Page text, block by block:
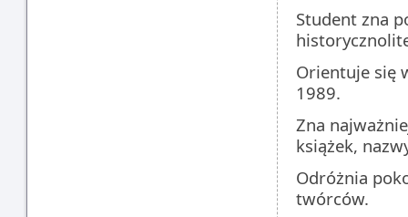
Student zna
Orientuje się
1989.
Zna
książek,
Odróżnia
twórców.